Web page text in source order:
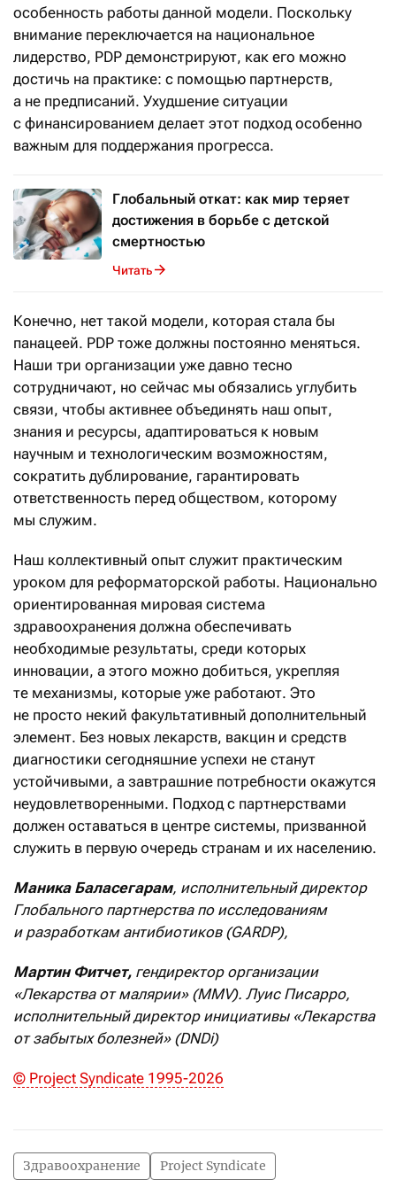
особенность работы данной модели. Поскольку
внимание переключается на национальное
лидерство, PDP демонстрируют, как его можно
достичь на практике: с помощью партнерств,
а не предписаний. Ухудшение ситуации
с финансированием делает этот подход особенно
важным для поддержания прогресса.
Глобальный откат: как мир теряет
достижения в борьбе с детской
смертностью
Читать
Конечно, нет такой модели, которая стала бы
панацеей. PDP тоже должны постоянно меняться.
Наши три организации уже давно тесно
сотрудничают, но сейчас мы обязались углубить
связи, чтобы активнее объединять наш опыт,
знания и ресурсы, адаптироваться к новым
научным и технологическим возможностям,
сократить дублирование, гарантировать
ответственность перед обществом, которому
мы служим.
Наш коллективный опыт служит практическим
уроком для реформаторской работы. Национально
ориентированная мировая система
здравоохранения должна обеспечивать
необходимые результаты, среди которых
инновации, а этого можно добиться, укрепляя
те механизмы, которые уже работают. Это
не просто некий факультативный дополнительный
элемент. Без новых лекарств, вакцин и средств
диагностики сегодняшние успехи не станут
устойчивыми, а завтрашние потребности окажутся
неудовлетворенными. Подход с партнерствами
должен оставаться в центре системы, призванной
служить в первую очередь странам и их населению.
Маника Баласегарам, исполнительный директор
Глобального партнерства по исследованиям
и разработкам антибиотиков (GARDP),
Мартин Фитчет, гендиректор организации
«Лекарства от малярии» (MMV). Луис Писарро,
исполнительный директор инициативы «Лекарства
от забытых болезней» (DNDi)
© Project Syndicate 1995-2026
Здравоохранение Project Syndicate